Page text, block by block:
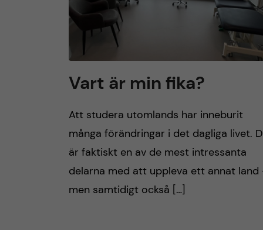
Vart är min fika?
Att studera utomlands har inneburit
många förändringar i det dagliga livet.
är faktiskt en av de mest intressanta
delarna med att uppleva ett annat land
men samtidigt också […]